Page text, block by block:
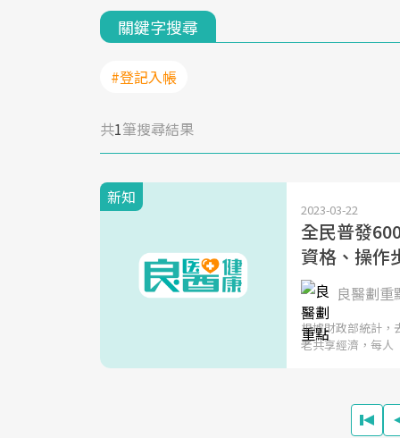
關鍵字搜尋
#登記入帳
共1筆搜尋結果
新知
2023-03-22
全民普發
資格、操作
良醫劃重
根據財政部統計，
老共享經濟，每人